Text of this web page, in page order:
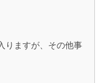
りますが、その他事